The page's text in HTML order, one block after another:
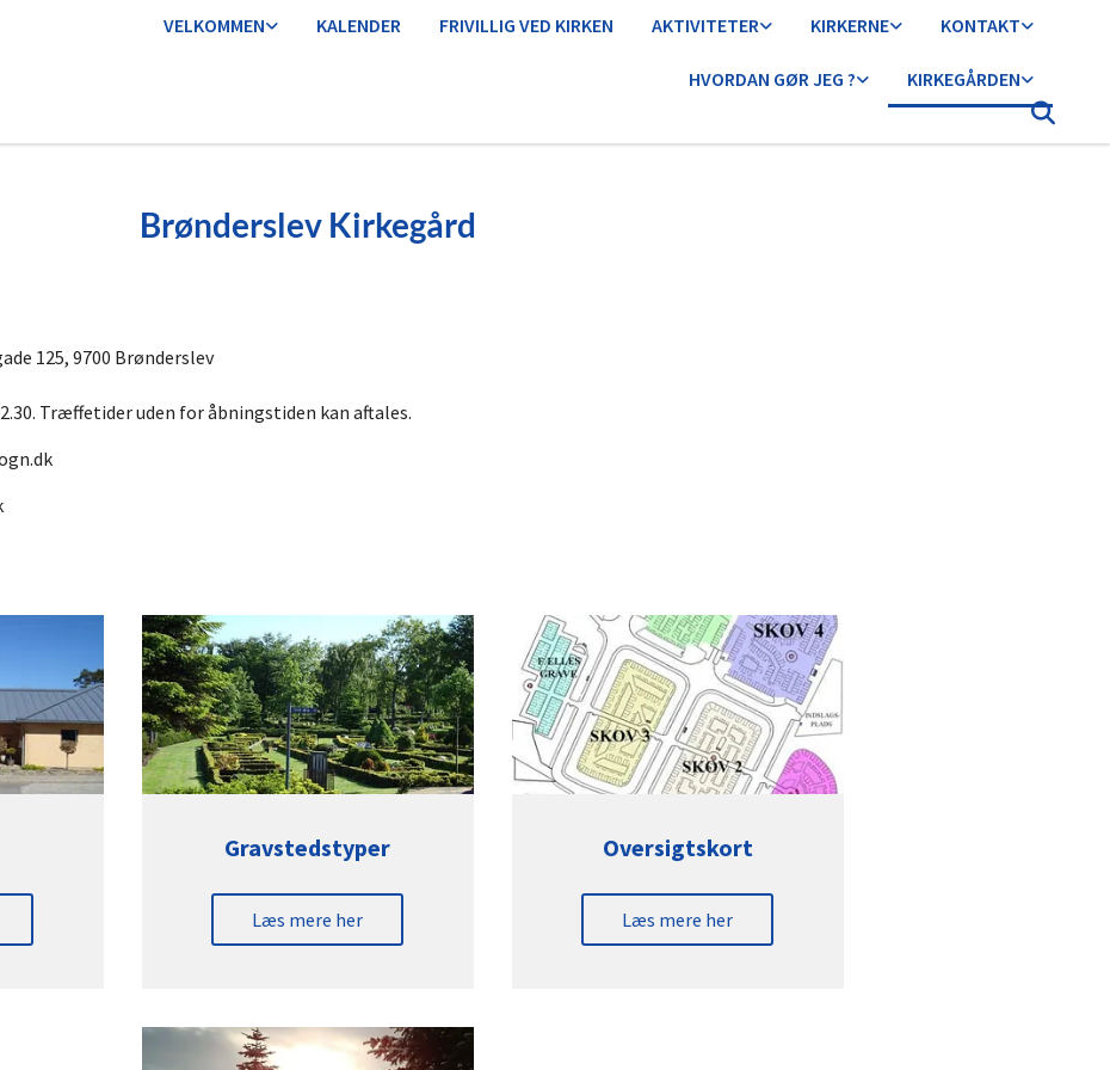
VELKOMMEN KALENDER FRIVILLIG VED KIRKEN AKTIVITETER KIRKERNE KONTAKT
HVORDAN GØR JEG ? KIRKEGÅRDEN
Brønderslev Kirkegård
125, 9700 Brønderslev
Træffetider uden for åbningstiden kan aftales.
Gravstedstyper
Læs mere her
Oversigtskort
Læs mere her